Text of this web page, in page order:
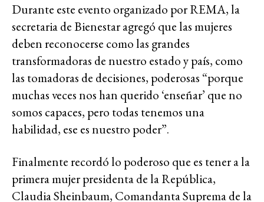
Durante este evento organizado por REMA, la
secretaria de Bienestar agregó que las mujeres
deben reconocerse como las grandes
transformadoras de nuestro estado y país, como
las tomadoras de decisiones, poderosas “porque
muchas veces nos han querido ‘enseñar’ que no
somos capaces, pero todas tenemos una
habilidad, ese es nuestro poder”.
Finalmente recordó lo poderoso que es tener a la
primera mujer presidenta de la República,
Claudia Sheinbaum, Comandanta Suprema de la